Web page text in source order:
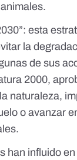
: esta
la
de sus
2000,
naturaleza,
o avanzar
han influido